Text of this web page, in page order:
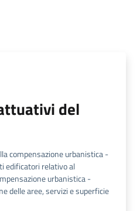
del
compensazione urbanistica -
edificatori relativo al
urbanistica -
delle aree, servizi e superficie